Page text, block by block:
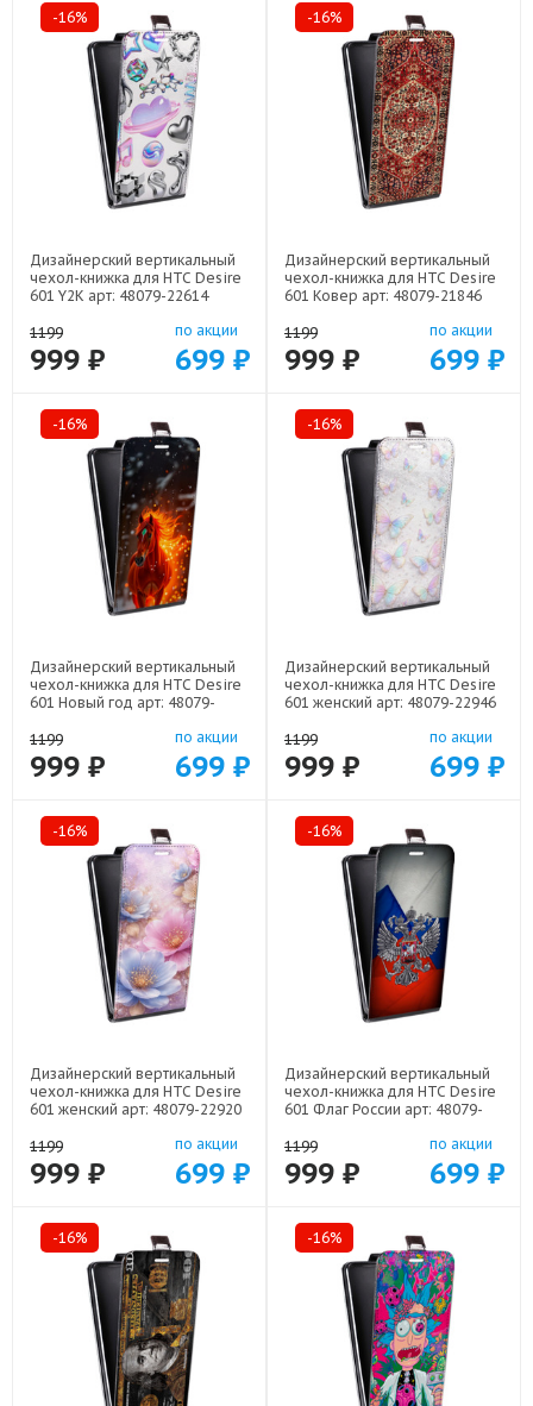
-16%
Дизайнерский вертикальный
чехол-книжка для HTC Desire
601 Y2K арт: 48079-22614
1199
999 ₽
по акции
699 ₽
-16%
Дизайнерский вертикальный
чехол-книжка для HTC Desire
601 Ковер арт: 48079-21846
1199
999 ₽
по акции
699 ₽
-16%
Дизайнерский вертикальный
чехол-книжка для HTC Desire
601 Новый год арт: 48079-
1199
999 ₽
по акции
699 ₽
-16%
Дизайнерский вертикальный
чехол-книжка для HTC Desire
601 женский арт: 48079-22946
1199
999 ₽
по акции
699 ₽
-16%
Дизайнерский вертикальный
чехол-книжка для HTC Desire
601 женский арт: 48079-22920
1199
999 ₽
по акции
699 ₽
-16%
Дизайнерский вертикальный
чехол-книжка для HTC Desire
601 Флаг России арт: 48079-
1199
999 ₽
по акции
699 ₽
-16% -16%